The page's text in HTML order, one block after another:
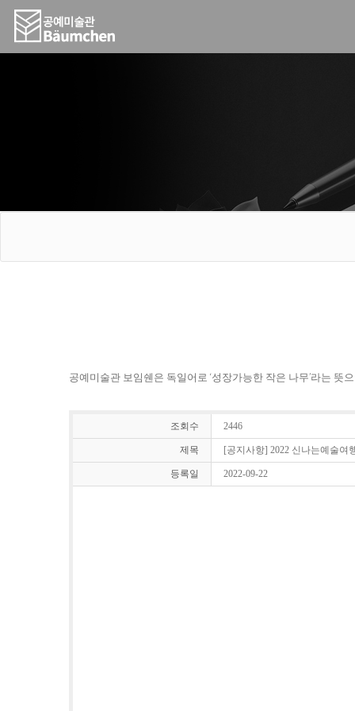
공예미술관 보임쉔은 독일어로 ‘성장가능한 작은 나무’라는
조회수 2446
제목 [공지사항] 2022 신나는예술여
등록일 2022-09-22